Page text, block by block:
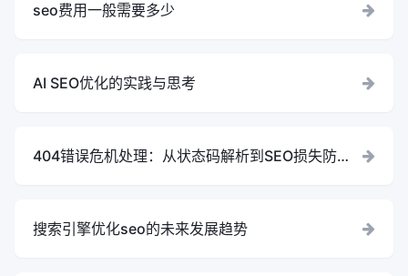
seo费用一般需要多少
AI SEO优化的实践与思考
404错误危机处理：从状态码解析到SEO损失防控
搜索引擎优化seo的未来发展趋势